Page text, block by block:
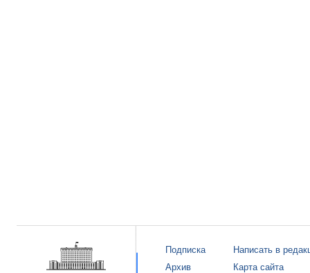
Подписка
Архив
Написать в
Карта сайта